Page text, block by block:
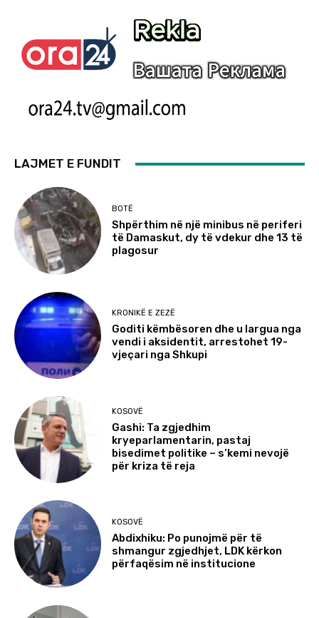
LAJMET E FUNDIT
BOTË
Shpërthim në një minibus në periferi
të Damaskut, dy të vdekur dhe 13 të
plagosur
KRONIKË E ZEZË
Goditi këmbësoren dhe u largua nga
vendi i aksidentit, arrestohet 19-
vjeçari nga Shkupi
KOSOVË
Gashi: Ta zgjedhim
kryeparlamentarin, pastaj
bisedimet politike – s’kemi nevojë
për kriza të reja
KOSOVË
Abdixhiku: Po punojmë për të
shmangur zgjedhjet, LDK kërkon
përfaqësim në institucione